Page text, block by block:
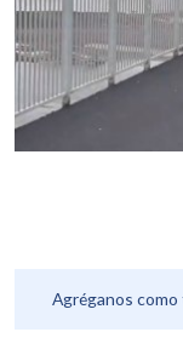
Agréganos